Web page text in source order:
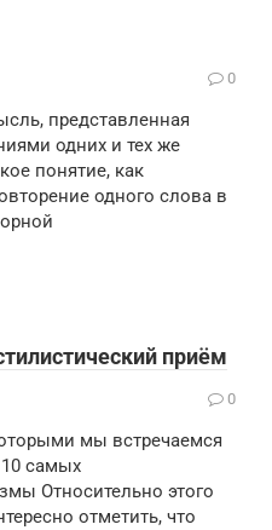
0
представленная
одних и тех же
понятие, как
одного слова в
приём
0
мы встречаемся
самых
Относительно этого
отметить, что